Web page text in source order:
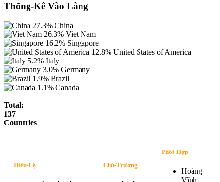
Thống-Kê Vào Làng
27.3% China
26.3% Viet Nam
16.2% Singapore
12.8% United States of America
5.2% Italy
3.0% Germany
1.9% Brazil
1.1% Canada
Total:
137
Countries
Điều-Lệ Chủ-Trương
Phối-Hợp
Hoàng
Vĩnh